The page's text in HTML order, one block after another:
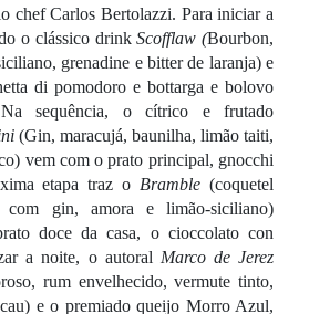
chef Carlos Bertolazzi. Para iniciar a
o clássico drinkScofflaw (Bourbon,
grenadine e bitter de laranja) e
di pomodoro e bottarga e bolovo
sequência, o cítrico e frutado
(Gin, maracujá, baunilha, limão taiti,
vem com o prato principal, gnocchi
etapa traz o Bramble (coquetel
gin, amora e limão-siciliano)
doce da casa, o cioccolato con
a noite, o autoral Marco de Jerez
rum envelhecido, vermute tinto,
e o premiado queijo Morro Azul,